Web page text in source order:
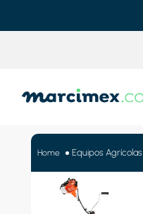
Equipos Agrícolas